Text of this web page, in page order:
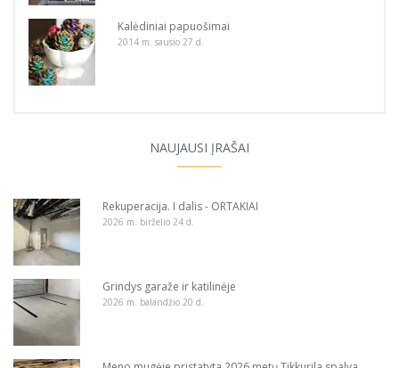
NAUJAUSI ĮRAŠAI
Rekuperacija. I dalis - ORTAKIAI
2026 m. birželio 24 d.
Grindys garaže ir katilinėje
2026 m. balandžio 20 d.
Kalėdiniai papuošimai
2014 m. sausio 27 d.